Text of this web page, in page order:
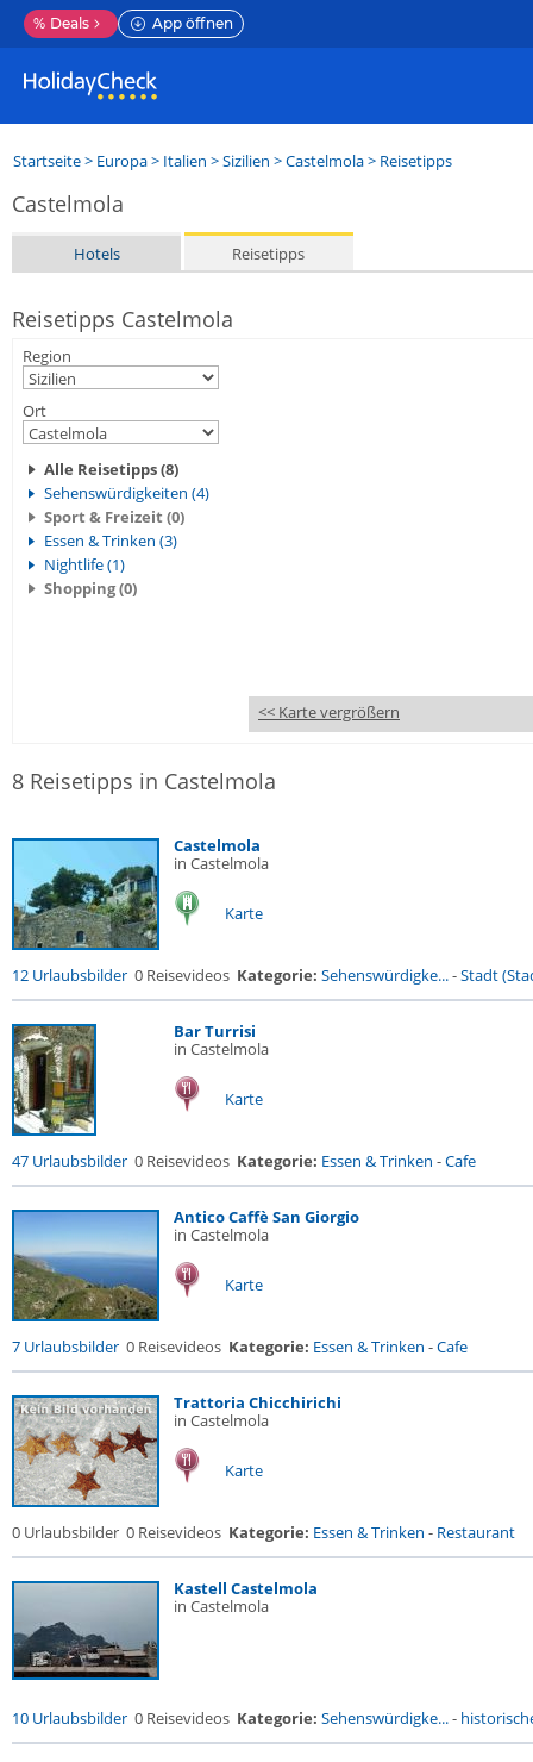
% Deals App öffnen
Startseite> Europa> Italien >Sizilien >Castelmola> Reisetipps
Castelmola
Hotels Reisetipps
Reisetipps Castelmola
Region
Ort
Alle Reisetipps (8)
Sehenswürdigkeiten (4)
Sport & Freizeit (0)
Essen & Trinken (3)
Nightlife (1)
Shopping (0)
<< Karte vergrößern
8 Reisetipps in Castelmola
Castelmola
in Castelmola
Karte
12 Urlaubsbilder 0 Reisevideos Kategorie: Sehenswürdigke...-Stadt
Bar Turrisi
in Castelmola
Karte
47 Urlaubsbilder 0 Reisevideos Kategorie: Essen & Trinken -Cafe
Antico Caffè San Giorgio
in Castelmola
Karte
7 Urlaubsbilder 0 Reisevideos Kategorie: Essen & Trinken -Cafe
Trattoria Chicchirichi
in Castelmola
Karte
0 Urlaubsbilder 0 Reisevideos Kategorie: Essen & Trinken - Restaurant
Kastell Castelmola
in Castelmola
10 Urlaubsbilder 0 Reisevideos Kategorie: Sehenswürdigke...-